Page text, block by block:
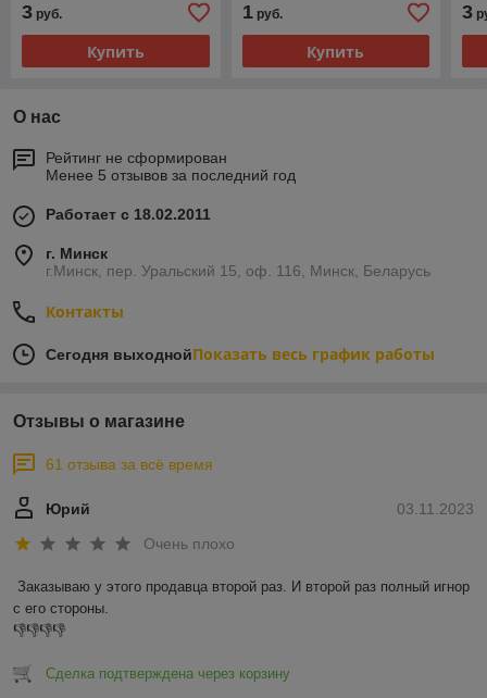
3 руб.
Купить
1руб.
Купить
3
О нас
Рейтинг не сформирован
Менее 5 отзывов за последний год
Работает с 18.02.2011
г. Минск
г.Минск, пер. Уральский 15, оф. 116, Минск, Беларусь
Контакты
Сегодня выходнойПоказать весь график работы
Отзывы о магазине
61 отзыва за всё время
03.11.2023
Юрий
Очень плохо
Заказываю у этого продавца второй раз. И второй раз полный игнор
с его стороны.
👎👎👎👎
Сделка подтверждена через корзину